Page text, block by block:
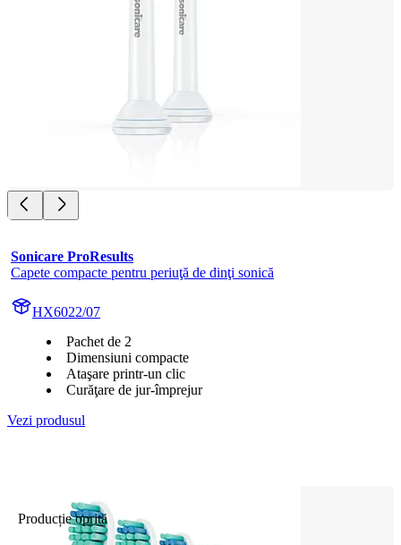
Sonicare ProResults
Capete compacte pentru periuţă de dinţi sonică
HX6022/07
Pachet de 2
Dimensiuni compacte
Ataşare printr-un clic
Curăţare de jur-împrejur
Vezi produsul
Producție oprită